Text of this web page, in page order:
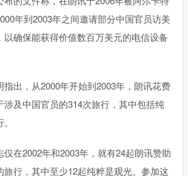
年到2003年之间邀请部分中国官员访美
以确保能获得价值数百万美元的电信设备
指出，从2000年开始到2003年，朗讯花费
涉及中国官员的314次旅行，其中包括纯
在2002年和2003年，就有24起朗讯赞助
旅行，其中至少12起纯粹是观光。参加这